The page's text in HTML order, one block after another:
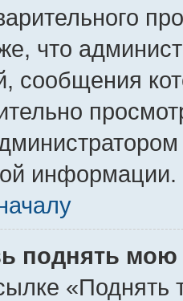
что
сообщения
информации.
поднять мою
«Поднять